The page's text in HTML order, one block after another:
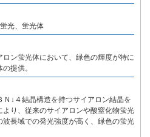
光、蛍光体
ン蛍光体において、緑色の輝度が特に
提供。
↓４結晶構造を持つサイアロン結晶を
り、従来のサイアロンや酸窒化物蛍光
長域での発光強度が高く、緑色の蛍光